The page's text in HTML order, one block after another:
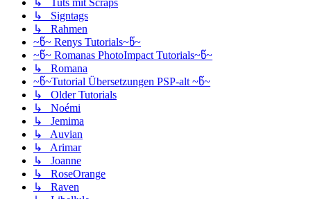
↳ Signtags
↳ Rahmen
~წ~ Renys Tutorials~წ~
~წ~ Romanas PhotoImpact Tutorials~წ~
↳ Romana
~წ~Tutorial Übersetzungen PSP-alt ~წ~
↳ Older Tutorials
↳ Noémi
↳ Jemima
↳ Auvian
↳ Arimar
↳ Joanne
↳ RoseOrange
↳ Raven